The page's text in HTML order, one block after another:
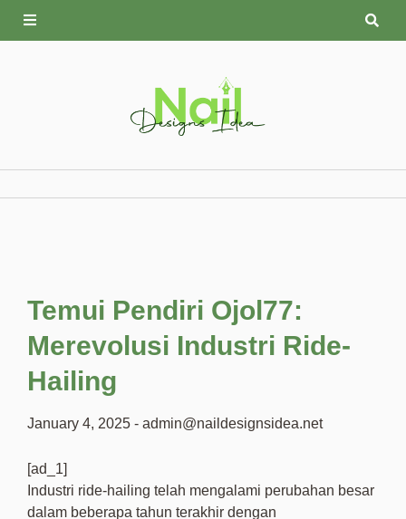
Temui Pendiri Ojol77:
Merevolusi Industri Ride-
Hailing
January 4, 2025 - admin@naildesignsidea.net
[ad_1]
Industri ride-hailing telah mengalami perubahan besar
dalam beberapa tahun terakhir dengan